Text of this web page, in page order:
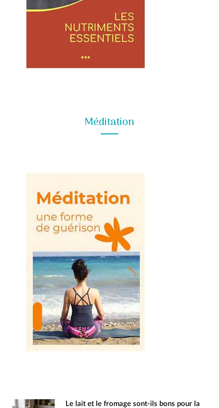
Méditation
Le lait et le fromage sont-ils bons pour la